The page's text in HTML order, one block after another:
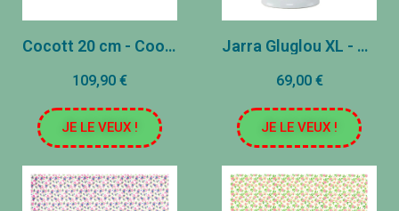
Cocott 20 cm - Cookut - Moka
109,90 €
JE LE VEUX !
Jarra Gluglou XL - Blanca
69,00 €
JE LE VEUX !